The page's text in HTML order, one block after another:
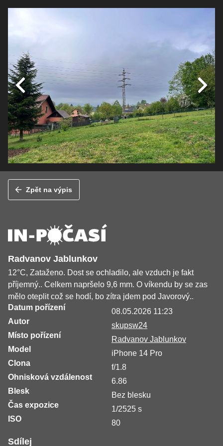
Zpět na výpis
Radvanov Jablunkov
12°C, Zataženo. Dost se ochladilo, ale vzduch je fakt
příjemný.. Celkem napršelo 9,6 mm. O víkendu by se zas
mělo oteplit což se hodí, bo zítra jdem pod Javorový..
Datum pořízení
08.05.2026 11:23
Autor
skupsw24
Místo pořízení
Radvanov Jablunkov
Model
iPhone 14 Pro
Clona
f/1.8
Ohnisková vzdálenost
6.86
Blesk
Bez blesku
Čas expozice
1/2525 s
ISO
80
Sdílej